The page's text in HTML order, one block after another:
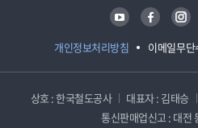
개인정보처리방침 이메일무
유튜브 페이스북 인스타그램
상호 : 한국철도공사 대표자 : 김태승
통신판매업신고 : 대전